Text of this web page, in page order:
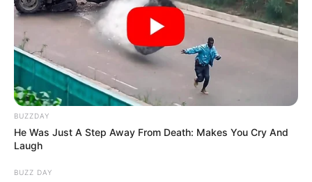
ΦΙΔΙ
BUZZDAY
He Was Just A Step Away From Death: Makes You Cry And
Laugh
BUZZ DAY